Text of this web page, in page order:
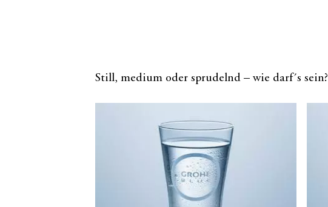
Still, medium oder sprudelnd – wie darf´s sein?